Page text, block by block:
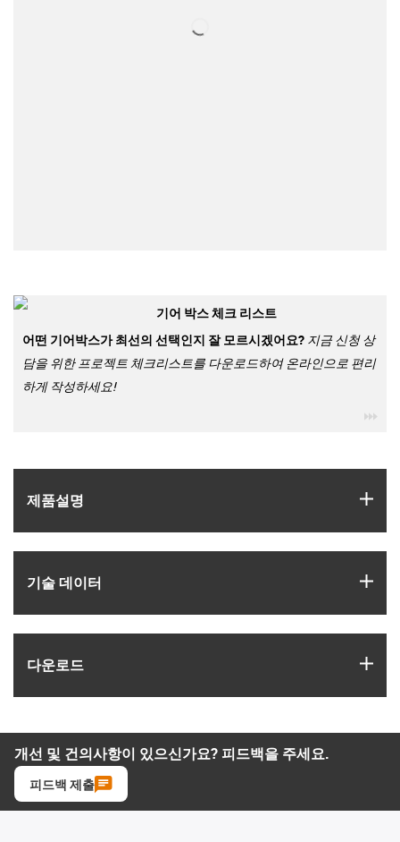
제품­설명
기술 데이터
다운로드
기어 박스 체크 리스트
어떤 기어박스가 최선의 선택인지 잘 모르시겠어요? 지금 신청 상
담을 위한 프로젝트 체크리스트를 다운로드하여 온라인으로 편리
하게 작성하세요!
개선 및 건의사항이 있으신가요? 피드백을 주세요.
피드백 제출